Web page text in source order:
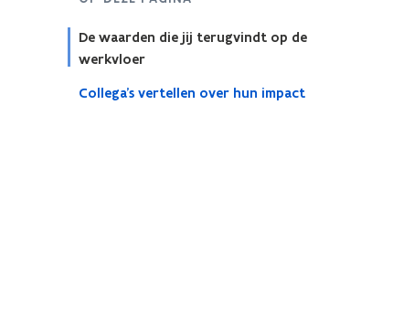
De waarden die jij terugvindt op de
werkvloer
Collega’s vertellen over hun impact